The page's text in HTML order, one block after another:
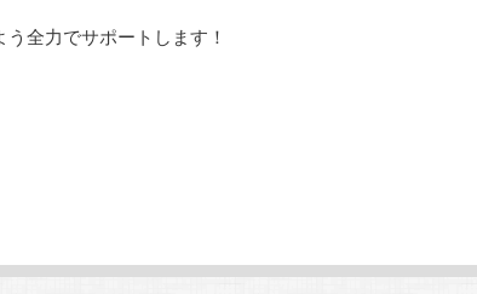
全力でサポートします！